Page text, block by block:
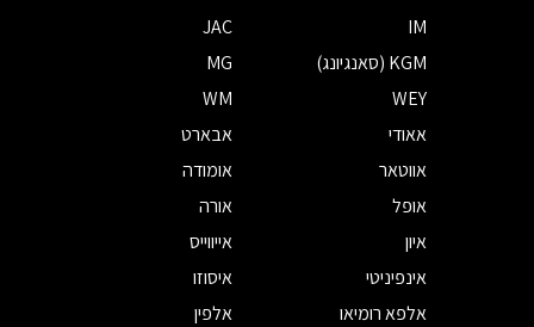
IM
JAC
KGM (סאנגיונג)
MG
WEY
WM
אאודי
אבארט
אווטאר
אומודה
אופל
אורה
איון
אייווייס
אינפיניטי
איסוזו
אלפא רומיאו
אלפין